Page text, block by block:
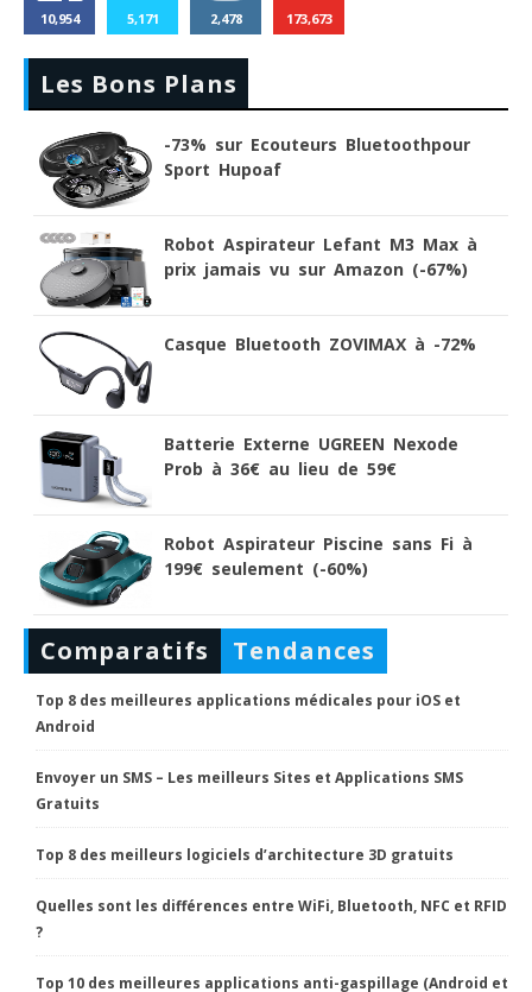
10,954 5,171 2,478 173,673
Les Bons Plans
-73% sur Ecouteurs Bluetoothpour
Sport Hupoaf
Robot Aspirateur Lefant M3 Max à
prix jamais vu sur Amazon (-67%)
Casque Bluetooth ZOVIMAX à -72%
Batterie Externe UGREEN Nexode
Prob à 36€ au lieu de 59€
Robot Aspirateur Piscine sans Fi à
199€ seulement (-60%)
Comparatifs Tendances
Top 8 des meilleures applications médicales pour iOS et
Android
Envoyer un SMS – Les meilleurs Sites et Applications SMS
Gratuits
Top 8 des meilleurs logiciels d’architecture 3D gratuits
Quelles sont les différences entre WiFi, Bluetooth, NFC et RFID
?
Top 10 des meilleures applications anti-gaspillage (Android et